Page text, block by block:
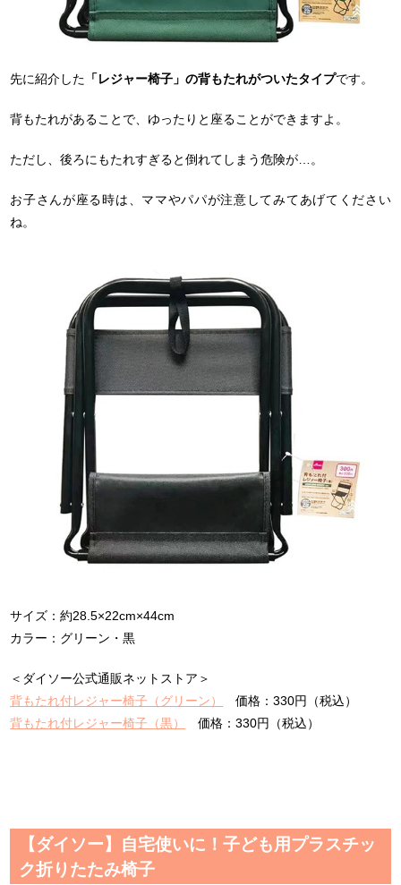
先に紹介した 「レジャー椅子」の背もたれがついたタイプです。
背もたれがあることで、ゆったりと座ることができますよ。
ただし、後ろにもたれすぎると倒れてしまう危険が…。
お子さんが座る時は、ママやパパが注意してみてあげてください
ね。
サイズ：約28.5×22cm×44cm
カラー：グリーン・黒
＜ダイソー公式通販ネットストア＞
背もたれ付レジャー椅子（グリーン）
価格：330円（税込）
背もたれ付レジャー椅子（黒）
価格：330円（税込）
【ダイソー】自宅使いに！子ども用プラスチッ
ク折りたたみ椅子